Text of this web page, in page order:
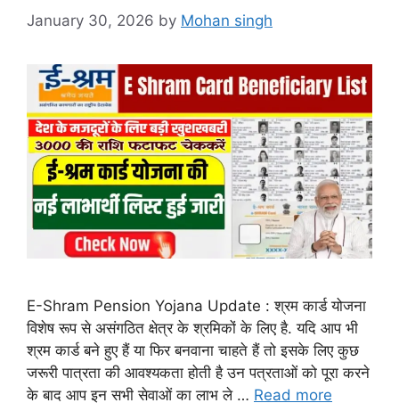
January 30, 2026 by Mohan singh
E-Shram Pension Yojana Update : श्रम कार्ड योजना
विशेष रूप से असंगठित क्षेत्र के श्रमिकों के लिए है. यदि आप भी
श्रम कार्ड बने हुए हैं या फिर बनवाना चाहते हैं तो इसके लिए कुछ
जरूरी पात्रता की आवश्यकता होती है उन पत्रताओं को पूरा करने
के बाद आप इन सभी सेवाओं का लाभ ले … Read more